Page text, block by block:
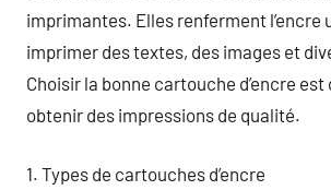
imprimantes. Elles renferment l’encre
imprimer des textes, des images et
Choisir la bonne cartouche d’encre
obtenir des impressions de qualité.
1. Types de cartouches d’encre